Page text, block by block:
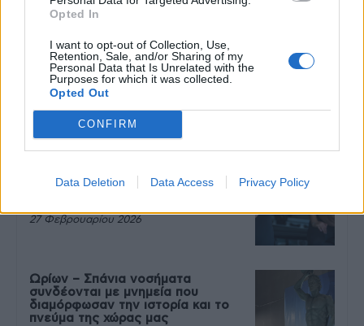
Opted In
I want to opt-out of Collection, Use,
Retention, Sale, and/or Sharing of my
Personal Data that Is Unrelated with the
Purposes for which it was collected.
Opted Out
CONFIRM
Data Deletion Data Access Privacy Policy
Πάνω από 100 μωρά έχουν
γεννηθεί μέσω εξωσωματικής, με
την υποστήριξη της Be-Live
Μεταπροπονητική πείνα: Ο λόγος
που θέλεις να καταβροχθίσεις τα
27 Φεβρουαρίου 2026
Ωρίων – Σπάνια νοσήματα
συνδέονται με μνημεία που
διαμόρφωσαν την ιστορία και το
πνεύμα της χώρας μας